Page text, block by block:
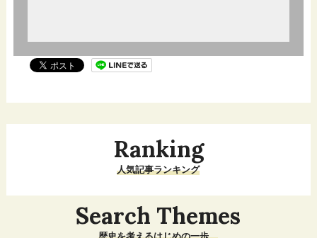
Ranking
人気記事ランキング
Search Themes